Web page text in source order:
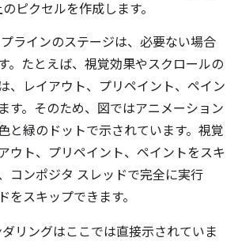
ピクセルを作成します。
ラインのステージは、必要ない場合
。たとえば、視覚効果やスクロールの
、レイアウト、プリペイント、ペイン
す。そのため、図ではアニメーション
と緑のドットで示されています。視覚
ウト、プリペイント、ペイントをスキ
コンポジタ スレッドで完全に実行
をスキップできます。
リングはここでは直接示されていま